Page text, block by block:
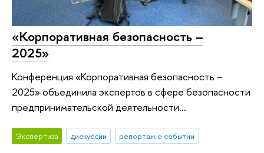
«Корпоративная безопасность –
2025»
Конференция «Корпоративная безопасность –
2025» объединила экспертов в сфере безопасности
предпринимательской деятельности...
Экспертиза дискуссии репортаж о событии